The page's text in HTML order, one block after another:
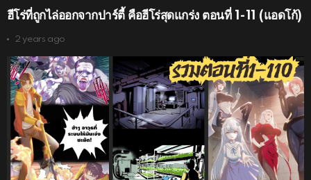
ฮีโร่ที่ถูกไล่ออกจากปาร์ตี้ คือฮีโร่สุดแกร่ง ตอนที่ 1-11 (แอดโก้)
2 years ago